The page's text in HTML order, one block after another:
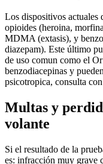
Los dispositivos actuales
opioides (heroina,
MDMA (extasis), y
diazepam). Este último
de uso comun como el
benzodiacepinas y
psicotropica, consulta
Multas y
volante
Si el resultado de la
es: infracción muy grave